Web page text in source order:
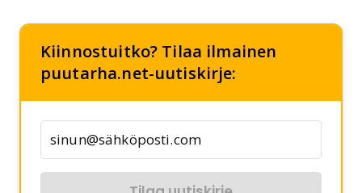
Kiinnostuitko? Tilaa ilmainen
puutarha.net-uutiskirje: